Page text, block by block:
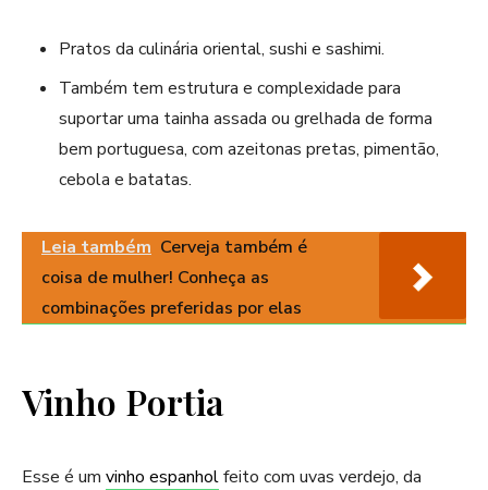
Pratos da culinária oriental, sushi e sashimi.
Também tem estrutura e complexidade para
suportar uma tainha assada ou grelhada de forma
bem portuguesa, com azeitonas pretas, pimentão,
cebola e batatas.
Leia também Cerveja também é
coisa de mulher! Conheça as
combinações preferidas por elas
Vinho Portia
Esse é um vinho espanholfeito com uvas verdejo, da